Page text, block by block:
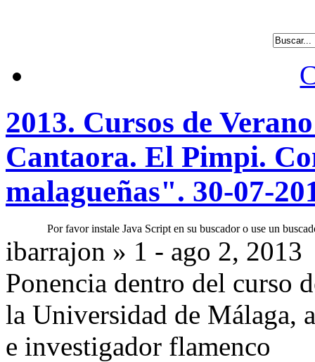
2013. Cursos de
Cantaora. El Pimpi.
malagueñas". 30-07-
Por favor instale Java Script en su buscador o use un
ibarrajon » 1 - ago 2, 2013
Ponencia dentro del curso
la Universidad de Málaga,
e investigador flamenco